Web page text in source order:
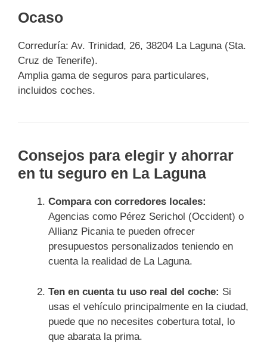
Ocaso
Correduría: Av. Trinidad, 26, 38204 La Laguna (Sta.
Cruz de Tenerife).
Amplia gama de seguros para particulares,
incluidos coches.
Consejos para elegir y ahorrar
en tu seguro en La Laguna
Compara con corredores locales:
Agencias como Pérez Serichol (Occident) o
Allianz Picania te pueden ofrecer
presupuestos personalizados teniendo en
cuenta la realidad de La Laguna.
Ten en cuenta tu uso real del coche: Si
usas el vehículo principalmente en la ciudad,
puede que no necesites cobertura total, lo
que abarata la prima.